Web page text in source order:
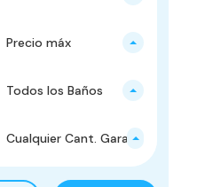
Precio máx
Todos los Baños
Cualquier Cant. Garajes